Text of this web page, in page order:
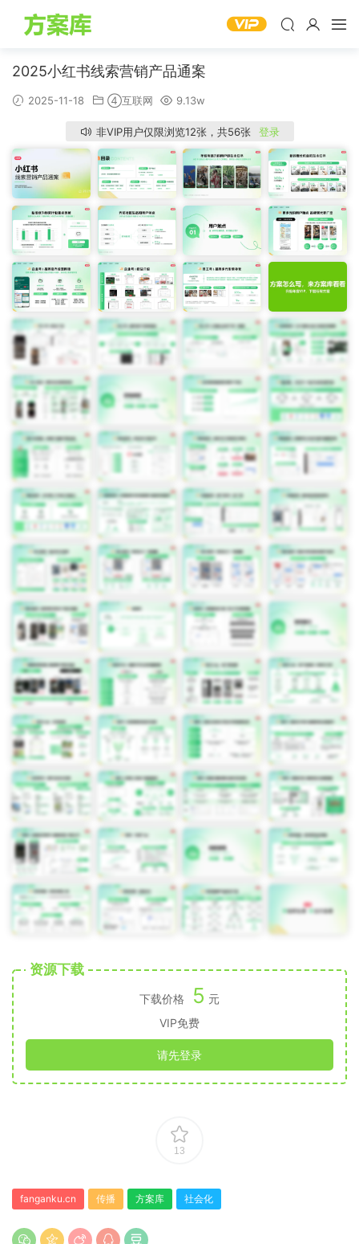
2025小红书线索营销产品通案
2025-11-18 ④互联网 9.13w
非VIP用户仅限浏览12张，共56张 登录
资源下载
下载价格 5 元
VIP免费
请先登录
13
fanganku.cn 传播 方案库 社会化